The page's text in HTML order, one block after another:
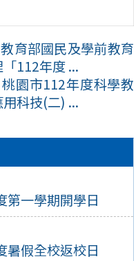
第一學期開學日
暑假全校返校日
育部國民及學前教育
112年度 ...
園市112年度科學教
科技(二) ...